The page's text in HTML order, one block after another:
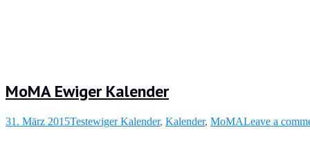
MoMA Ewiger Kalender
31. März 2015Testewiger Kalender, Kalender, MoMALeave a